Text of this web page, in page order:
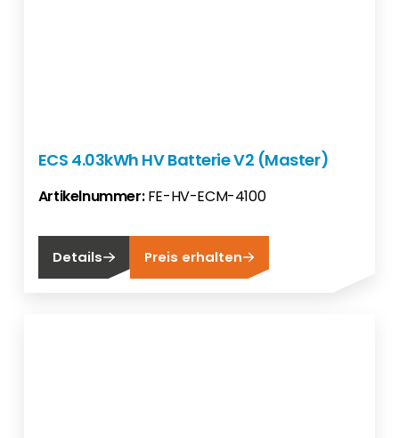
ECS 4.03kWh HV Batterie V2 (Master)
Artikelnummer:FE-HV-ECM-4100
Details Preis erhalten